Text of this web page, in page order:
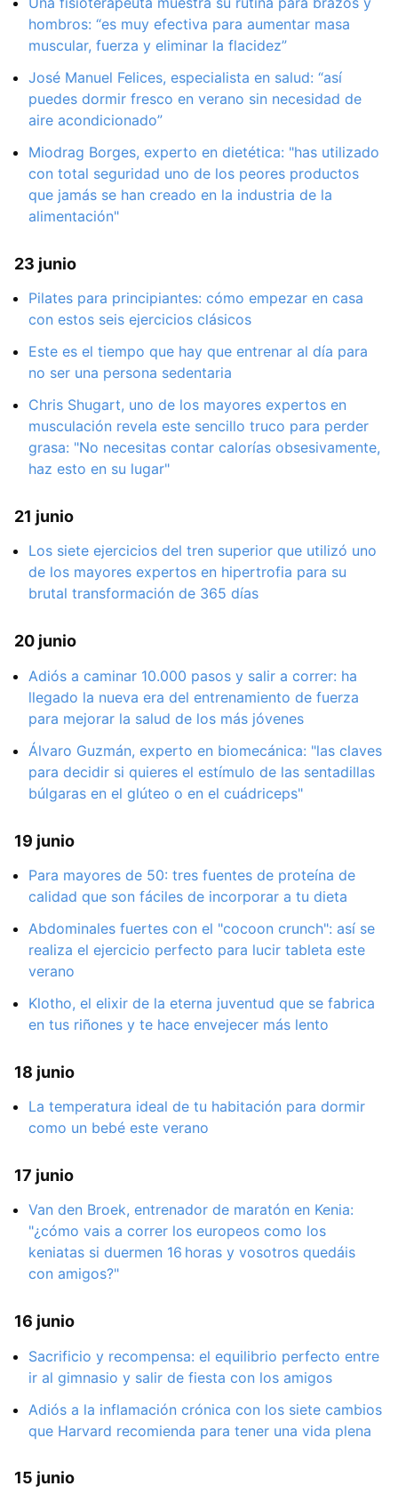
hombros: “es muy efectiva para aumentar masa
muscular, fuerza y eliminar la flacidez”
José Manuel Felices, especialista en salud: “así
puedes dormir fresco en verano sin necesidad de
aire acondicionado”
Miodrag Borges, experto en dietética: "has utilizado
con total seguridad uno de los peores productos
que jamás se han creado en la industria de la
alimentación"
23 junio
Pilates para principiantes: cómo empezar en casa
con estos seis ejercicios clásicos
Este es el tiempo que hay que entrenar al día para
no ser una persona sedentaria
Chris Shugart, uno de los mayores expertos en
musculación revela este sencillo truco para perder
grasa: "No necesitas contar calorías obsesivamente,
haz esto en su lugar"
21 junio
Los siete ejercicios del tren superior que utilizó uno
de los mayores expertos en hipertrofia para su
brutal transformación de 365 días
20 junio
Adiós a caminar 10.000 pasos y salir a correr: ha
llegado la nueva era del entrenamiento de fuerza
para mejorar la salud de los más jóvenes
Álvaro Guzmán, experto en biomecánica: "las claves
para decidir si quieres el estímulo de las sentadillas
búlgaras en el glúteo o en el cuádriceps"
19 junio
Para mayores de 50: tres fuentes de proteína de
calidad que son fáciles de incorporar a tu dieta
Abdominales fuertes con el "cocoon crunch": así se
realiza el ejercicio perfecto para lucir tableta este
verano
Klotho, el elixir de la eterna juventud que se fabrica
en tus riñones y te hace envejecer más lento
18 junio
La temperatura ideal de tu habitación para dormir
como un bebé este verano
17 junio
Van den Broek, entrenador de maratón en Kenia:
"¿cómo vais a correr los europeos como los
keniatas si duermen 16 horas y vosotros quedáis
con amigos?"
16 junio
Sacrificio y recompensa: el equilibrio perfecto entre
ir al gimnasio y salir de fiesta con los amigos
Adiós a la inflamación crónica con los siete cambios
que Harvard recomienda para tener una vida plena
15 junio